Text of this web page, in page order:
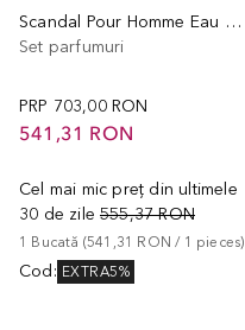
Scandal Pour Homme Eau de Toilette 100 ml Gift Set
Set parfumuri
PRP 703,00 RON
541,31 RON
Cel mai mic preț din ultimele
30 de zile 555,37 RON
1 Bucată (541,31 RON / 1 pieces)
Cod: EXTRA5%